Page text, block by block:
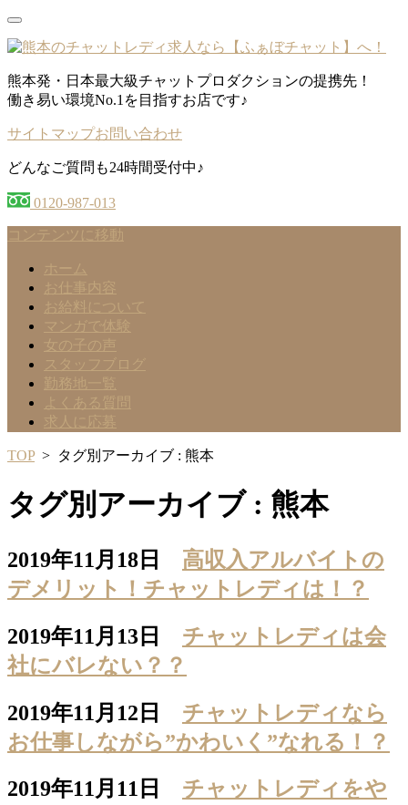
熊本発・日本最大級チャットプロダクションの提携先！
働き易い環境No.1を目指すお店です♪
サイトマップお問い合わせ
どんなご質問も24時間受付中♪
0120-987-013
コンテンツに移動
ホーム
お仕事内容
お給料について
マンガで体験
女の子の声
スタッフブログ
勤務地一覧
よくある質問
求人に応募
TOP> タグ別アーカイブ : 熊本
タグ別アーカイブ : 熊本
2019年11月18日 高収入アルバイトの
デメリット！チャットレディは！？
2019年11月13日 チャットレディは会
社にバレない？？
2019年11月12日 チャットレディなら
お仕事しながら”かわいく”なれる！？
2019年11月11日 チャットレディをや